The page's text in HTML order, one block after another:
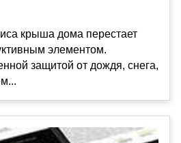
крыша дома перестает
элементом.
защитой от дождя, снега,